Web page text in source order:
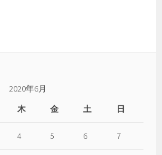
2020年6月
木 金 土 日
4 5 6 7